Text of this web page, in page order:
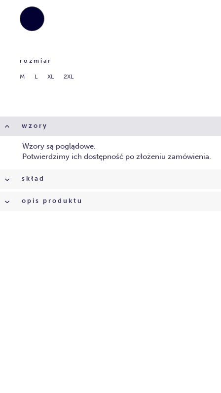
rozmiar
M L XL 2XL
wzory
Wzory są poglądowe.
Potwierdzimy ich dostępność po złożeniu zamówienia.
skład
opis produktu